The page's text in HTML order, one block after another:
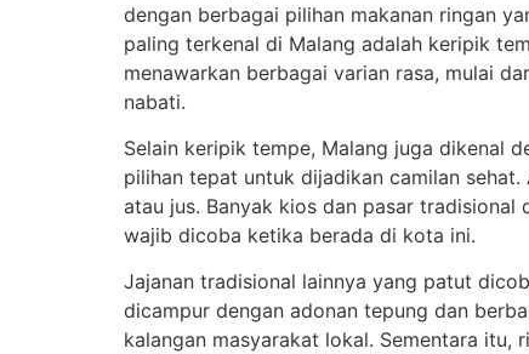
dengan berbagai pilihan makanan ringan
paling terkenal di Malang adalah keripik
menawarkan berbagai varian rasa, mulai
nabati.
Selain keripik tempe, Malang juga dikenal
pilihan tepat untuk dijadikan camilan
atau jus. Banyak kios dan pasar tradisional
wajib dicoba ketika berada di kota ini.
Jajanan tradisional lainnya yang patut
dicampur dengan adonan tepung dan
kalangan masyarakat lokal. Sementara